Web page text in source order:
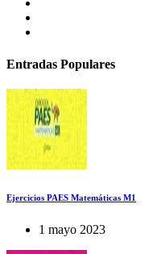
Entradas Populares
Ejercicios PAES Matemáticas M1
1 mayo 2023